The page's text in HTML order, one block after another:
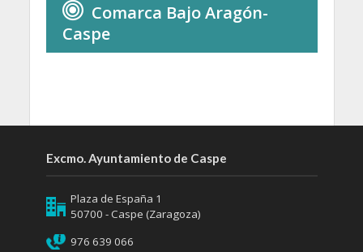
Comarca Bajo Aragón-
Caspe
Excmo. Ayuntamiento de Caspe
Plaza de España 1
50700 - Caspe (Zaragoza)
976 639 066